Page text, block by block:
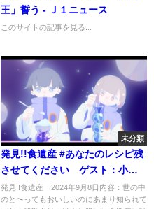
王」誓う - Ｊ１ニュース
このサイトの記事を見る...
未分類
発見!!食遺産 #あなたのレシピ残
させてください ゲスト：小野
あつこ 9月8日
発見!!食遺産 2024年9月8日内容：世の中
のと〜ってもおいしいのにあまり知られて